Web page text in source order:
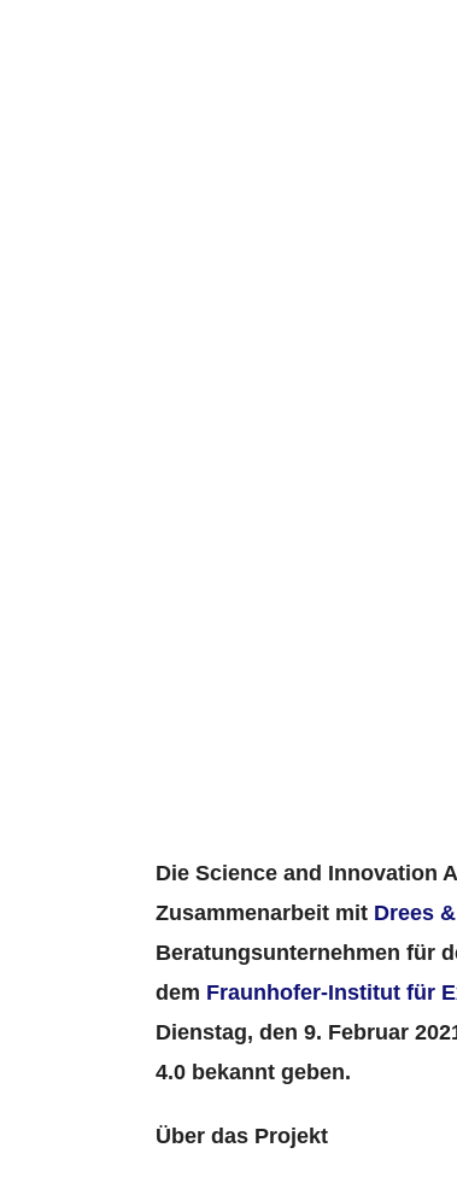
Die Science and Innovation
Zusammenarbeit mit Drees
Beratungsunternehmen für
dem Fraunhofer-Institut für
Dienstag, den 9. Februar
4.0 bekannt geben.
Über das Projekt